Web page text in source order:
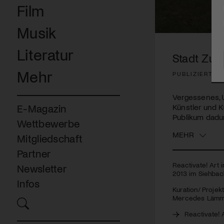
Film
Musik
Literatur
Mehr
E-Magazin
Wettbewerbe
Mitgliedschaft
Partner
Newsletter
Infos
Volume
Stadt Zug
PUBLIZIERT
Künstler und
Publikum
MEHR
Reactivate! Art
2013 im
Kuration/
Mercedes
Reactivate!